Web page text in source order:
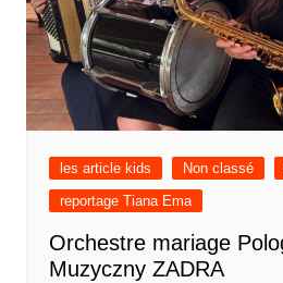
les article kids Non classé
reportage Tiana Ema
Orchestre mariage
Muzyczny ZADRA